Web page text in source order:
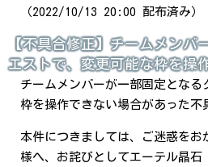
（2022/10/13 20:00 配布済み）
【不具合修正】チームメンバ
エストで、変更可能な枠を操
チームメンバーが一部固定となる
枠を操作できない場合があった不
本件につきましては、ご迷惑をお
様へ、お詫びとしてエーテル晶